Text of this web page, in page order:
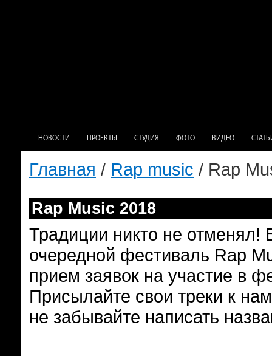
НОВОСТИ ПРОЕКТЫ СТУДИЯ ФОТО ВИДЕО
Главная / Rap music / Rap
Rap Music 2018
Традиции никто не отменял!
очередной фестиваль Rap
прием заявок на участие в
Присылайте свои треки к
не забывайте написать